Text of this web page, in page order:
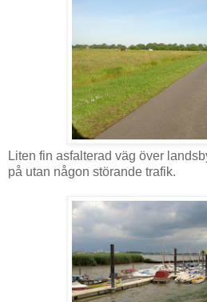
Liten fin asfalterad väg över
på utan någon störande trafik.